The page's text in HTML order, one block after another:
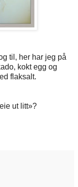
til, her har jeg på
kokt egg og
flaksalt.
ut litt»?